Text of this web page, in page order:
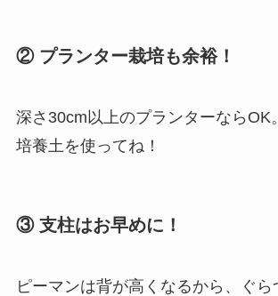
② プランター栽培も余裕！
深さ30cm以上のプランターならOK
培養土を使ってね！
③ 支柱はお早めに！
ピーマンは背が高くなるから、ぐら